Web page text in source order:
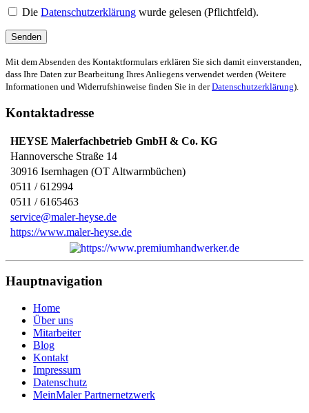
Die Datenschutzerklärung wurde gelesen (Pflichtfeld).
Mit dem Absenden des Kontaktformulars erklären Sie sich damit einverstanden,
dass Ihre Daten zur Bearbeitung Ihres Anliegens verwendet werden (Weitere
Informationen und Widerrufshinweise finden Sie in derDatenschutzerklärung).
Kontaktadresse
HEYSE Malerfachbetrieb GmbH & Co. KG
Hannoversche Straße 14
30916 Isernhagen (OT Altwarmbüchen)
0511 / 612994
0511 / 6165463
service@maler-heyse.de
https://www.maler-heyse.de
Hauptnavigation
Home
Über uns
Mitarbeiter
Blog
Kontakt
Impressum
Datenschutz
MeinMaler Partnernetzwerk